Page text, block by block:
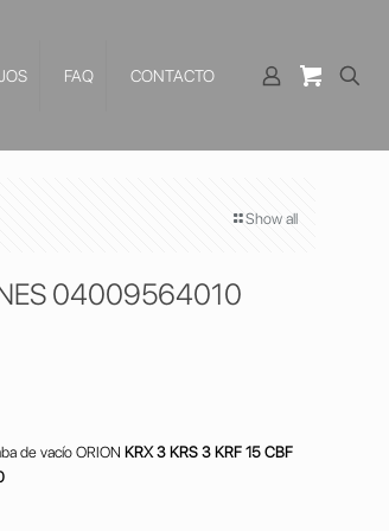
FAQ CONTACTO
Show all
04009564010
de vacío ORION KRX 3 KRS 3 KRF 15 CBF